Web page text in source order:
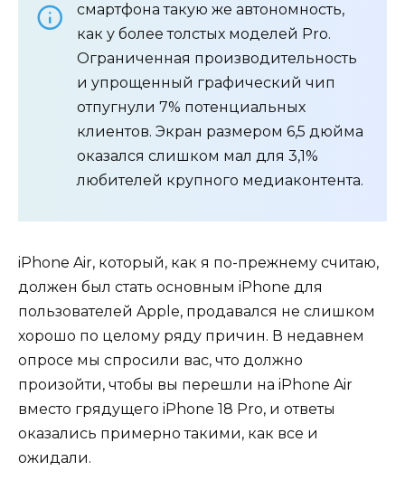
смартфона такую же автономность,
как у более толстых моделей Pro.
Ограниченная производительность
и упрощенный графический чип
отпугнули 7% потенциальных
клиентов. Экран размером 6,5 дюйма
оказался слишком мал для 3,1%
любителей крупного медиаконтента.
iPhone Air, который, как я по-прежнему считаю,
должен был стать основным iPhone для
пользователей Apple, продавался не слишком
хорошо по целому ряду причин. В недавнем
опросе мы спросили вас, что должно
произойти, чтобы вы перешли на iPhone Air
вместо грядущего iPhone 18 Pro, и ответы
оказались примерно такими, как все и
ожидали.